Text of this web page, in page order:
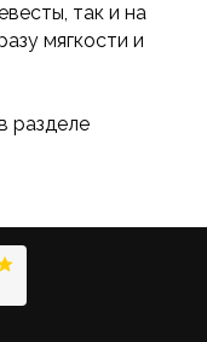
так и на
мягкости и
разделе